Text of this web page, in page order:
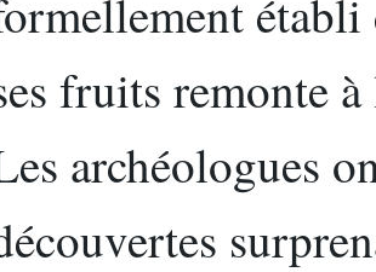
établi
fruits remonte
archéologues